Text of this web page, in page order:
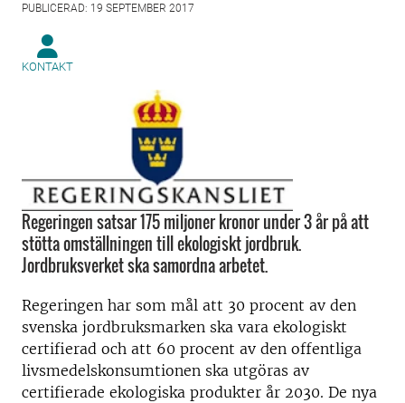
PUBLICERAD: 19 SEPTEMBER 2017
KONTAKT
Regeringen satsar 175 miljoner kronor under 3 år på att
stötta omställningen till ekologiskt jordbruk.
Jordbruksverket ska samordna arbetet.
Regeringen har som mål att 30 procent av den
svenska jordbruksmarken ska vara ekologiskt
certifierad och att 60 procent av den offentliga
livsmedelskonsumtionen ska utgöras av
certifierade ekologiska produkter år 2030. De nya